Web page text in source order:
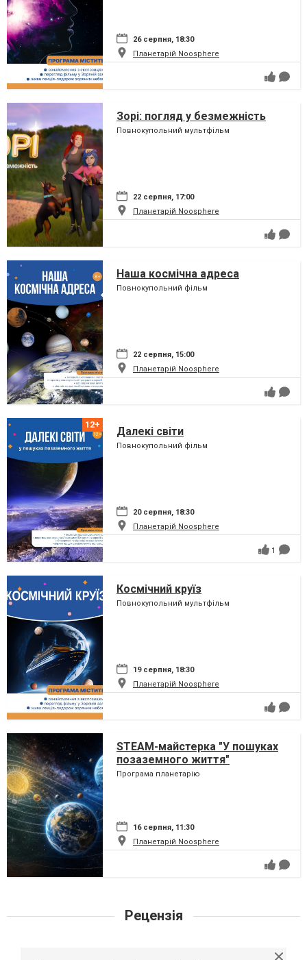
26 серпня, 18:30
Планетарій Noosphere
Зорі: погляд у безмежність
Повнокупольний мультфільм
22 серпня, 17:00
Планетарій Noosphere
Наша космічна адреса
Повнокупольний фільм
22 серпня, 15:00
Планетарій Noosphere
Далекі світи
Повнокупольний фільм
20 серпня, 18:30
Планетарій Noosphere
1
Космічний круїз
Повнокупольний мультфільм
19 серпня, 18:30
Планетарій Noosphere
STEAM-майстерка "У пошуках
позаземного життя"
Програма планетарію
16 серпня, 11:30
Планетарій Noosphere
Рецензія